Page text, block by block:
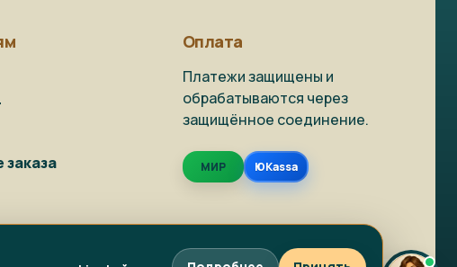
Оплата
Платежи защищены и
обрабатываются через
защищённое соединение.
МИР ЮKassa
Фото на холсте
Написать в MAX